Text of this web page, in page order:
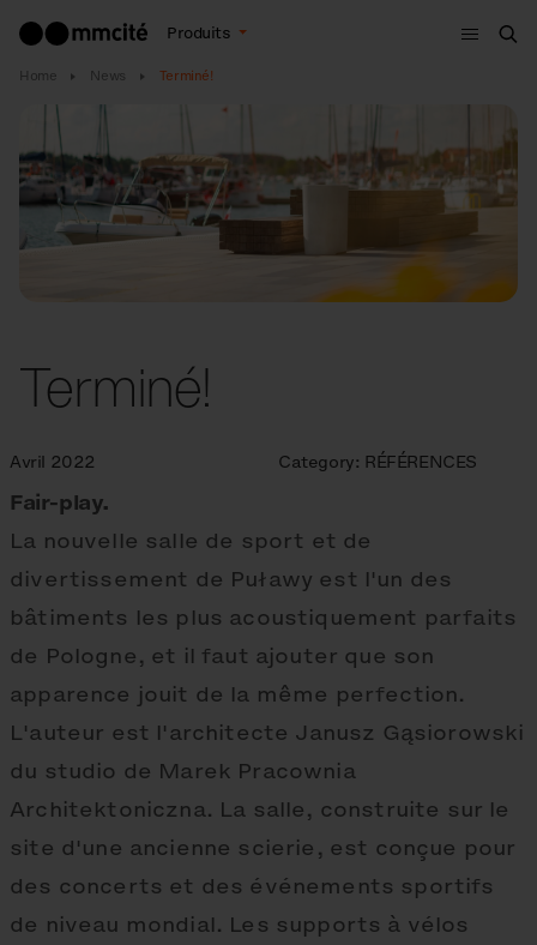
Produits
Menu
Home News Terminé!
Terminé!
Avril 2022 Category: RÉFÉRENCES
Fair-play.
La nouvelle salle de sport et de
divertissement de Puławy est l'un des
bâtiments les plus acoustiquement parfaits
de Pologne, et il faut ajouter que son
apparence jouit de la même perfection.
L'auteur est l'architecte Janusz Gąsiorowski
du studio de Marek Pracownia
Architektoniczna. La salle, construite sur le
site d'une ancienne scierie, est conçue pour
des concerts et des événements sportifs
de niveau mondial. Les supports à vélos